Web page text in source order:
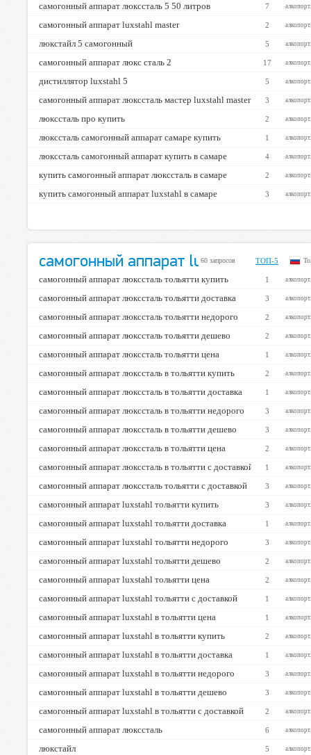
самогонный аппарат люкссталь 5 50 литров 7
самогонный аппарат luxstahl master 2
люкстайл 5 самогонный 5
самогонный аппарат люкс сталь 2 17
дистиллятор luxstahl 5 5
самогонный аппарат люкссталь мастер luxstahl master 3
люкссталь про купить 2
люкссталь самогонный аппарат самаре купить 1
люкссталь самогонный аппарат купить в самаре 4
купить самогонный аппарат люкссталь в самаре 2
купить самогонный аппарат luxstahl в самаре 3
➤
98%
-2%
➤
96%
1% —
60 запросов
самогонный аппарат luxstahl ТОП-5
самогонный аппарат люкссталь тольятти купить 1
самогонный аппарат люкссталь тольятти доставка 3
самогонный аппарат люкссталь тольятти недорого 2
самогонный аппарат люкссталь тольятти дешево 2
самогонный аппарат люкссталь тольятти цена 1
самогонный аппарат люкссталь в тольятти купить 2
самогонный аппарат люкссталь в тольятти доставка 1
самогонный аппарат люкссталь в тольятти недорого 3
самогонный аппарат люкссталь в тольятти дешево 3
самогонный аппарат люкссталь в тольятти цена 2
самогонный аппарат люкссталь в тольятти с доставкой 1
самогонный аппарат люкссталь тольятти с доставкой 3
самогонный аппарат luxstahl тольятти купить 3
самогонный аппарат luxstahl тольятти доставка 1
самогонный аппарат luxstahl тольятти недорого 3
самогонный аппарат luxstahl тольятти дешево 2
самогонный аппарат luxstahl тольятти цена 2
самогонный аппарат luxstahl тольятти с доставкой 1
самогонный аппарат luxstahl в тольятти цена 1
самогонный аппарат luxstahl в тольятти купить 2
самогонный аппарат luxstahl в тольятти доставка 1
самогонный аппарат luxstahl в тольятти недорого 3
самогонный аппарат luxstahl в тольятти дешево 3
самогонный аппарат luxstahl в тольятти с доставкой 2
самогонный аппарат люкссталь 6
люкстайл 5